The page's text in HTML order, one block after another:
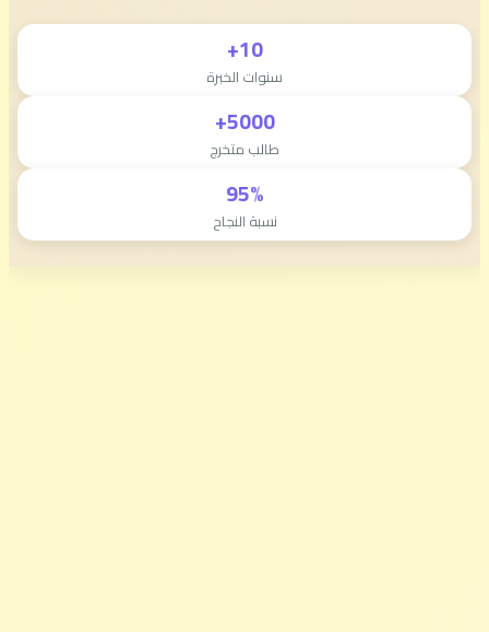
10+
سنوات الخبرة
5000+
طالب متخرج
95%
نسبة النجاح